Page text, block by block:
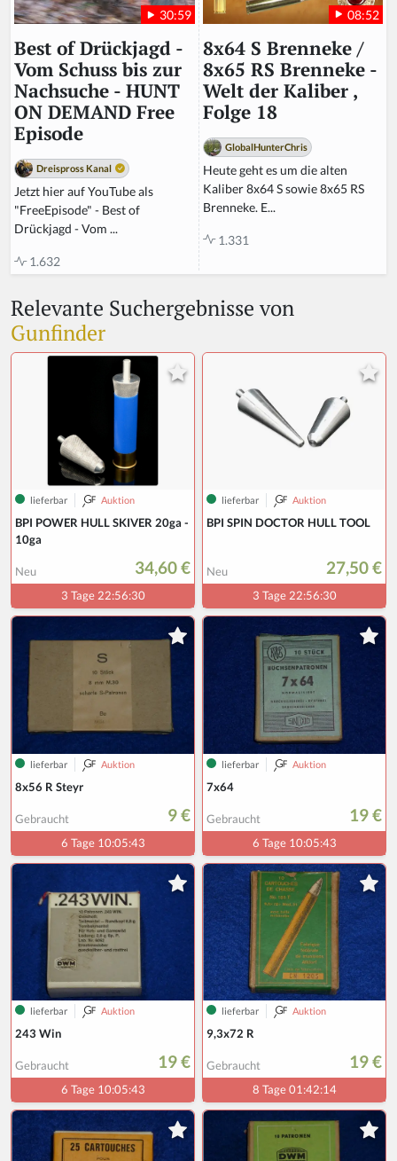
30:59
Best of Drückjagd -
Vom Schuss bis zur
Nachsuche - HUNT
ON DEMAND Free
Episode
Dreispross Kanal
Jetzt hier auf YouTube als
"FreeEpisode" - Best of
Drückjagd - Vom ...
1.632
08:52
8x64 S Brenneke /
8x65 RS Brenneke -
Welt der Kaliber ,
Folge 18
GlobalHunterChris
Heute geht es um die alten
Kaliber 8x64 S sowie 8x65 RS
Brenneke. E...
1.331
Relevante Suchergebnisse von
Gunfinder